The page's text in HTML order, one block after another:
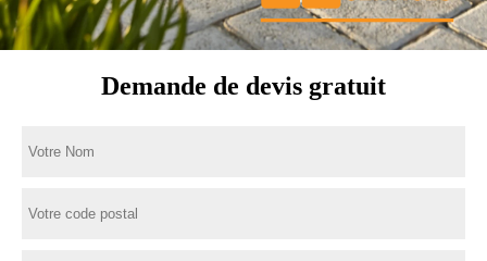
Demande de devis gratuit